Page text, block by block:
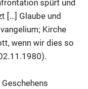
spürt und
[…] Glaube und
Kirche
wenn wir dies so